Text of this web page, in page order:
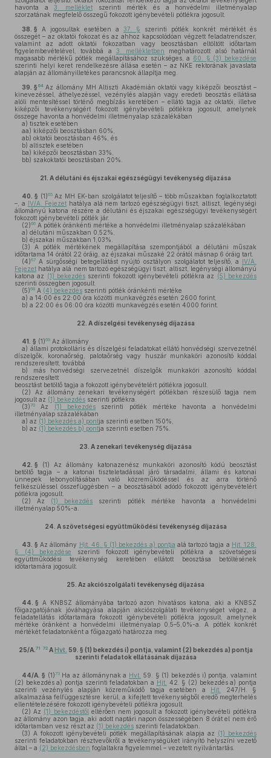
havonta a3. melléklet szerinti mérték és a honvédelmi illetményalap
szorzatának megfelelő összegű fokozott igénybevételi pótlékra jogosult.
38. § A jogosultak esetében a 37. § szerinti pótlék konkrét mértékét és
összegét – az oktatói fokozat és az ahhoz kapcsolódóan végzett feladatrendszer,
valamint az adott oktatói fokozatban vagy beosztásban eltöltött időtartam
figyelembevételével, továbbá a 3. mellékletben meghatározott alsó határnál
magasabb mértékű pótlék megállapításához szükséges, a 60. § (3) bekezdése
szerinti helyi keret rendelkezésre állása esetén – az NKE rektorának javaslata
alapján az állományilletékes parancsnok állapítja meg.
39. § 64 Az állomány MH Altiszti Akadémián oktatói vagy kiképzői beosztást –
kinevezéssel, áthelyezéssel, vezénylés alapján vagy eredeti beosztás ellátása
alóli mentesítéssel történő megbízás keretében – ellátó tagja az oktatói, illetve
kiképzői tevékenységért fokozott igénybevételi pótlékra jogosult, amelynek
összege havonta a honvédelmi illetményalap százalékában
a) tisztek esetében
aa) kiképzői beosztásban 60%,
ab) oktatói beosztásban 46%, és
b) altisztek esetében
ba) kiképzői beosztásban 33%,
bb) szakoktatói beosztásban 20%.
21. A délutáni és éjszakai egészségügyi tevékenység díjazása
40. § (1)65Az MH EK-ban szolgálatot teljesítő – több műszakban foglalkoztatott
–, a IV/A. Fejezethatálya alá nem tartozó egészségügyi tiszt, altiszt, legénységi
állományú katona részére a délutáni és éjszakai egészségügyi tevékenységért
fokozott igénybevételi pótlék jár.
(2)66 A pótlék óránkénti mértéke a honvédelmi illetményalap százalékában
a) délutáni műszakban 0,52%,
b) éjszakai műszakban 1,03%.
(3) A pótlék mértékének megállapítása szempontjából a délutáni műszak
időtartama 14 órától 22 óráig, az éjszakai műszaké 22 órától másnap 6 óráig tart.
(4)67 A sürgősségi betegellátást nyújtó osztályon szolgálatot teljesítő, a IV/A.
Fejezet hatálya alá nem tartozó egészségügyi tiszt, altiszt, legénységi állományú
katona az (1) bekezdésszerinti fokozott igénybevételi pótlékra az (5) bekezdés
szerinti összegben jogosult.
(5)68 A (4) bekezdés szerinti pótlék óránkénti mértéke
a) a 14:00 és 22:00 óra közötti munkavégzés esetén 2600 forint,
b) a 22:00 és 06:00 óra közötti munkavégzés esetén 4000 forint.
22. A díszelgési tevékenység díjazása
41. § (1)69 Az állomány
a) állami protokolláris és díszelgési feladatokat ellátó honvédségi szervezetnél
díszelgők, koronaőrség, palotaőrség vagy huszár munkaköri azonosító kóddal
rendszeresített, továbbá
b) más honvédségi szervezetnél díszelgők munkaköri azonosító kóddal
rendszeresített
beosztást betöltő tagja a fokozott igénybevételért pótlékra jogosult.
(2) Az állomány zenekari tevékenységért pótlékban részesülő tagja nem
jogosult az (1) bekezdés szerinti pótlékra.
(3)70 Az (1) bekezdés szerinti pótlék mértéke havonta a honvédelmi
illetményalap százalékában
a) az (1) bekezdés a) pontja szerinti esetben 150%,
b) az (1) bekezdés b) pontja szerinti esetben 75%.
23. A zenekari tevékenység díjazása
42. § (1) Az állomány katonazenész munkaköri azonosító kódú beosztást
betöltő tagja – a katonai tiszteletadással járó társadalmi, állami és katonai
ünnepek lebonyolításában való közreműködéssel és az arra történő
felkészüléssel összefüggésben – a beosztásából adódó fokozott igénybevételért
pótlékra jogosult.
(2) Az (1) bekezdés szerinti pótlék mértéke havonta a honvédelmi
illetményalap 50%-a.
24. A szövetségesi együttműködési tevékenység díjazása
43. § Az állomány Hjt. 46. § (1) bekezdés a) pontja alá tartozó tagja a Hjt. 128.
§ (4) bekezdése
szerinti fokozott igénybevételi pótlékra a szövetségesi
együttműködési tevékenység keretében ellátott beosztása betöltésének
időtartamára jogosult.
25. Az akciószolgálati tevékenység díjazása
44. § A KNBSZ állományába tartozó azon hivatásos katona, aki a KNBSZ
főigazgatójának jóváhagyása alapján akciószolgálati tevékenységet végez, a
feladatellátás időtartamára fokozott igénybevételi pótlékra jogosult, amelynek
mértéke óránként a honvédelmi illetményalap 0,5–5,0%-a. A pótlék konkrét
mértékét feladatonként a főigazgató határozza meg.
25/A. 71 72AHvt. 59. § (1) bekezdés i) pontja , valamint (2) bekezdés a) pontja
szerinti feladatok ellátásának díjazása
44/A. § (1)73Ha az állománynak a Hvt. 59. § (1) bekezdés i) pontja, valamint
(2) bekezdés a) pontja szerinti feladatokban a Hjt. 42. § (2) bekezdés a) pontja
szerinti vezénylés alapján közreműködő tagja esetében a Hjt.
247/H. §
alkalmazása felfüggesztésre kerül, a kifejtett tevékenységből eredő megterhelés
ellentételezésére fokozott igénybevételi pótlékra jogosult.
(2) Az (1) bekezdéstől eltérően nem jogosult a fokozott igénybevételi pótlékra
az állomány azon tagja, aki adott naptári napon összességében 8 órát el nem érő
időtartamban vesz részt az (1) bekezdés szerinti feladatokban.
(3) A fokozott igénybevételi pótlék megállapításának alapja az (1) bekezdés
szerinti feladatokban résztvevőkről a tevékenységüket irányító helyszíni vezető
által – a (2) bekezdésben foglaltakra figyelemmel – vezetett nyilvántartás.